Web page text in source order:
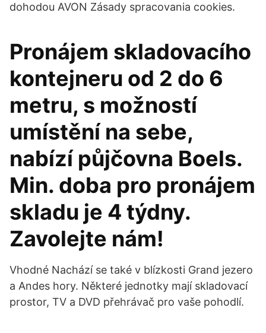
dohodou AVON Zásady spracovania cookies.
Pronájem skladovacího
kontejneru od 2 do 6
metru, s možností
umístění na sebe,
nabízí půjčovna Boels.
Min. doba pro pronájem
skladu je 4 týdny.
Zavolejte nám!
Vhodné Nachází se také v blízkosti Grand jezero
a Andes hory. Některé jednotky mají skladovací
prostor, TV a DVD přehrávač pro vaše pohodlí.